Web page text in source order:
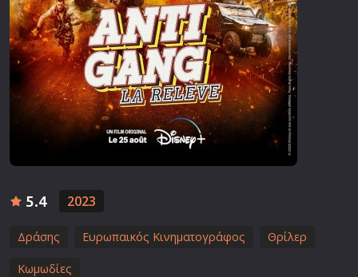
5.4 2023
Δράσης Ευρωπαικός Κινηματογράφος Θρίλερ
Κωμωδίες